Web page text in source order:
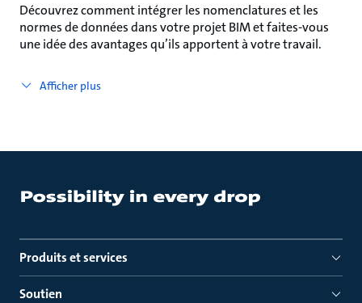
Découvrez comment intégrer les nomenclatures et les
normes de données dans votre projet BIM et faites-vous
une idée des avantages qu’ils apportent à votre travail.
Afficher plus
Produits et services
Soutien